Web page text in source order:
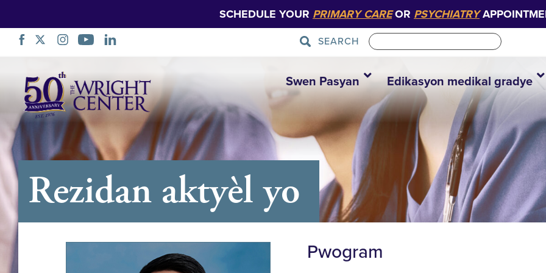
SCHEDULE YOUR PRIMARY CAREOR PSYCHIATRY
SEARCH
Navigasyon
Swen Pasyan Edikasyon medikal gradye
Rezidan aktyèl yo
Pwogram